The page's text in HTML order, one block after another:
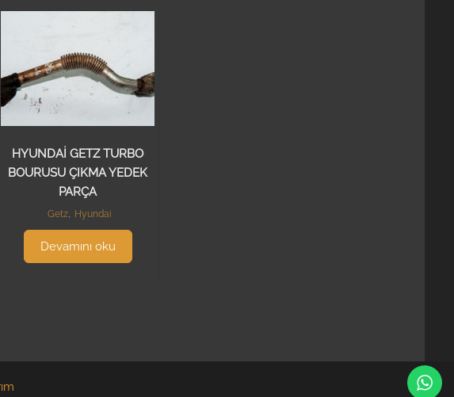
HYUNDAİ GETZ TURBO
BOURUSU ÇIKMA YEDEK
PARÇA
Getz, Hyundai
Devamını oku